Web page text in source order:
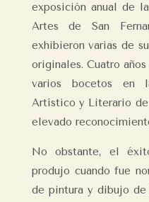
exposición anual de
Artes de San
exhibieron varias de
originales. Cuatro
varios bocetos en
Artístico y Literario
elevado
No obstante, el
produjo cuando fue
de pintura y dibujo